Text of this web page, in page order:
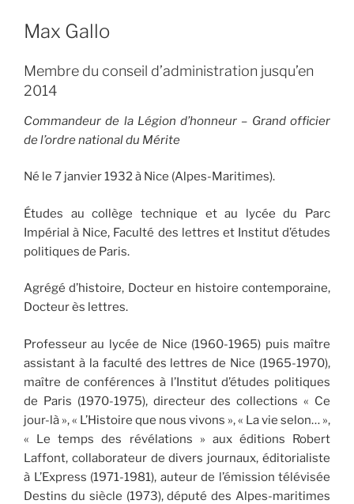
Max Gallo
Membre du conseil d’administration jusqu’en
2014
Commandeur de la Légion d’honneur – Grand officier
de l’ordre national du Mérite
Né le 7 janvier 1932 à Nice (Alpes-Maritimes).
Études au collège technique et au lycée du Parc
Impérial à Nice, Faculté des lettres et Institut d’études
politiques de Paris.
Agrégé d’histoire, Docteur en histoire contemporaine,
Docteur ès lettres.
Professeur au lycée de Nice (1960-1965) puis maître
assistant à la faculté des lettres de Nice (1965-1970),
maître de conférences à l’Institut d’études politiques
de Paris (1970-1975), directeur des collections « Ce
jour-là », « L’Histoire que nous vivons », « La vie selon… »,
« Le temps des révélations » aux éditions Robert
Laffont, collaborateur de divers journaux, éditorialiste
à L’Express (1971-1981), auteur de l’émission télévisée
Destins du siècle (1973), député des Alpes-maritimes